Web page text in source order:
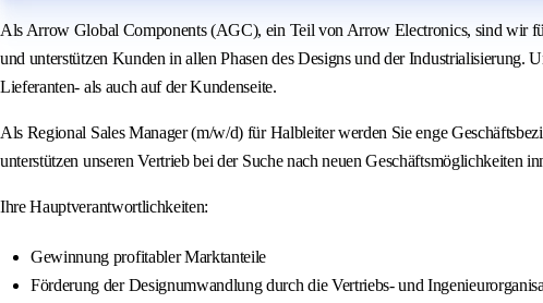
Als Arrow Global Components (AGC), ein Teil von Arrow Electronics, sind wir
und unterstützen Kunden in allen Phasen des Designs und der
Lieferanten- als auch auf der Kundenseite.
Als Regional Sales Manager (m/w/d) für Halbleiter werden Sie enge
unterstützen unseren Vertrieb bei der Suche nach neuen Geschäftsmöglichkeiten
Ihre Hauptverantwortlichkeiten:
Gewinnung profitabler Marktanteile
Förderung der Designumwandlung durch die Vertriebs- und